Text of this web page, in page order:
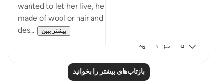
wanted to let her live, he would dress her in a robe
made of wool or hair and would leave her in the
des...
بیشتر ببین
۵ ۱
بازتاب‌های بیشتر را بخوانید